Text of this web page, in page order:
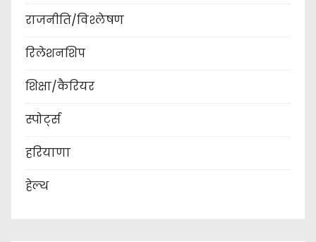
राजनीति/विश्लेषण
रिलेशनशिप
शिक्षा/कैरियर
स्पोर्ट्स
हरियाणा
हेल्थ